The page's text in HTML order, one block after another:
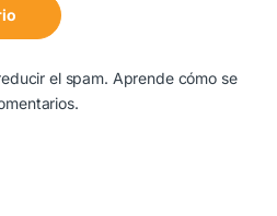
el spam. Aprende cómo se